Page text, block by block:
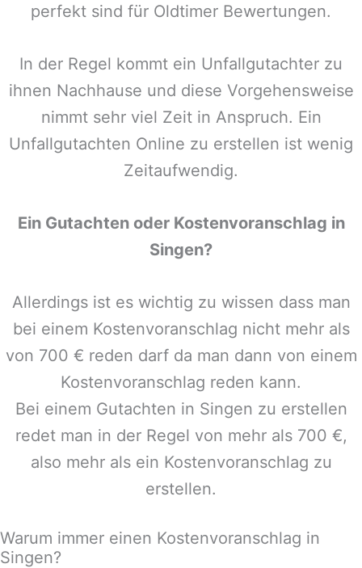
perfekt sind für Oldtimer Bewertungen.
In der Regel kommt ein Unfallgutachter zu
ihnen Nachhause und diese Vorgehensweise
nimmt sehr viel Zeit in Anspruch. Ein
Unfallgutachten Online zu erstellen ist wenig
Zeitaufwendig.
Ein Gutachten oder Kostenvoranschlag in
Singen?
Allerdings ist es wichtig zu wissen dass man
bei einem Kostenvoranschlag nicht mehr als
von 700 € reden darf da man dann von einem
Kostenvoranschlag reden kann.
Bei einem Gutachten in Singen zu erstellen
redet man in der Regel von mehr als 700 €,
also mehr als ein Kostenvoranschlag zu
erstellen.
Warum immer einen Kostenvoranschlag in
Singen?